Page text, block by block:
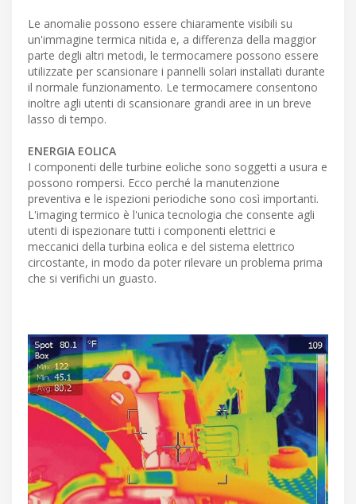
Le anomalie possono essere chiaramente visibili su
un'immagine termica nitida e, a differenza della maggior
parte degli altri metodi, le termocamere possono essere
utilizzate per scansionare i pannelli solari installati durante
il normale funzionamento. Le termocamere consentono
inoltre agli utenti di scansionare grandi aree in un breve
lasso di tempo.
ENERGIA EOLICA
I componenti delle turbine eoliche sono soggetti a usura e
possono rompersi. Ecco perché la manutenzione
preventiva e le ispezioni periodiche sono così importanti.
L'imaging termico è l'unica tecnologia che consente agli
utenti di ispezionare tutti i componenti elettrici e
meccanici della turbina eolica e del sistema elettrico
circostante, in modo da poter rilevare un problema prima
che si verifichi un guasto.